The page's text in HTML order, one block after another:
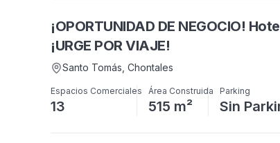
¡OPORTUNIDAD DE NEGOCIO!
¡URGE POR VIAJE!
Santo Tomás , Chontales
Espacios Comerciales
13
Área Construida
515 m²
Parking
Sin